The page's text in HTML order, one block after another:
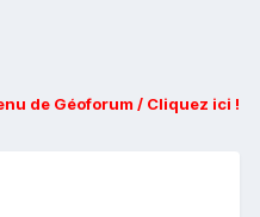
de Géoforum / Cliquez ici !